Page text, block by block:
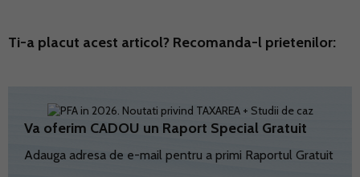
Ti-a placut acest articol? Recomanda-l prietenilor:
Va oferim CADOU un Raport Special Gratuit
Adauga adresa de e-mail pentru a primi Raportul Gratuit